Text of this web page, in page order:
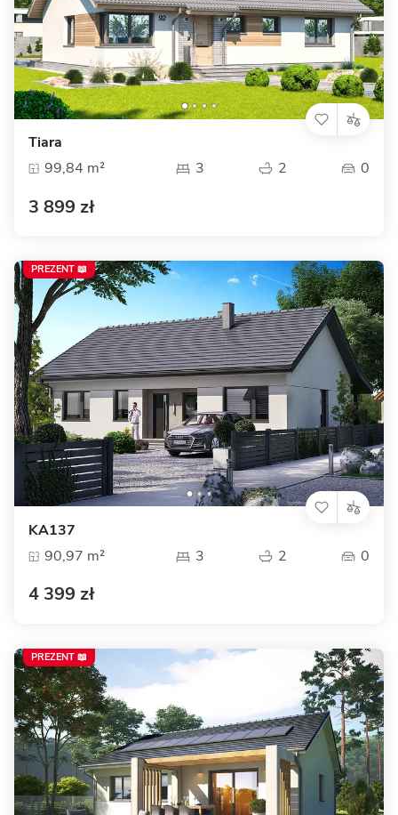
Tiara
99,84 m²
3 2 0
3 899 zł
KA137
90,97 m²
3 2 0
4 399 zł
PREZENT 📖
PREZENT 📖